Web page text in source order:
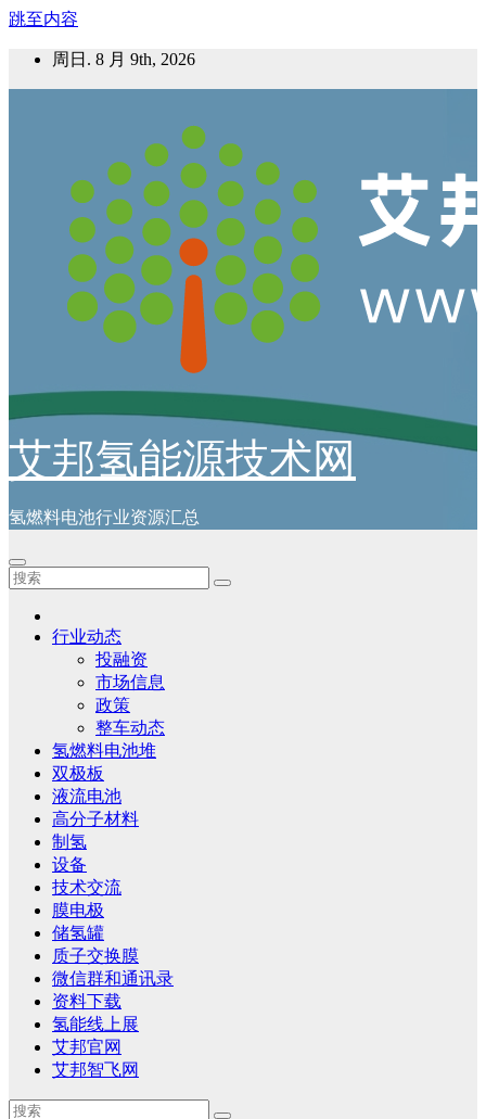
跳至内容
周日. 8 月 9th, 2026
艾邦氢能源技术网
氢燃料电池行业资源汇总
行业动态
投融资
市场信息
政策
整车动态
氢燃料电池堆
双极板
液流电池
高分子材料
制氢
设备
技术交流
膜电极
储氢罐
质子交换膜
微信群和通讯录
资料下载
氢能线上展
艾邦官网
艾邦智飞网